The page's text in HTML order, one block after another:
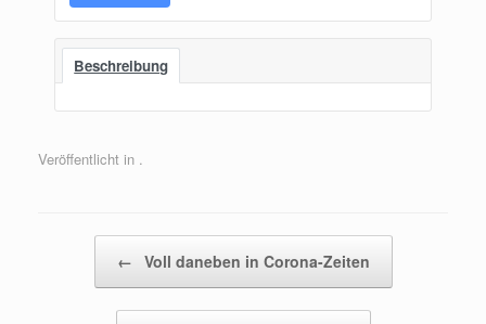
Beschreibung
Veröffentlicht in .
← Voll daneben in Corona-Zeiten